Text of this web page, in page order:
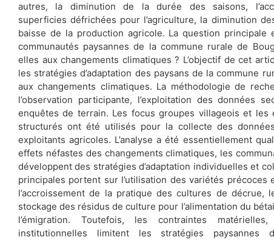
autres, la diminution de la durée des saisons,
superficies défrichées pour l’agriculture, la diminution
baisse de la production agricole. La question principale
communautés paysannes de la commune rurale de
elles aux changements climatiques ? L’objectif de cet
les stratégies d’adaptation des paysans de la commune
aux changements climatiques. La méthodologie de
l’observation participante, l’exploitation des données
enquêtes de terrain. Les focus groupes villageois et les
structurés ont été utilisés pour la collecte des
exploitants agricoles. L’analyse a été essentiellement
effets néfastes des changements climatiques, les
développent des stratégies d’adaptation individuelles et
principales portent sur l’utilisation des variétés précoces
l’accroissement de la pratique des cultures de décrue,
stockage des résidus de culture pour l’alimentation du
l’émigration. Toutefois, les contraintes
institutionnelles limitent les stratégies paysannes